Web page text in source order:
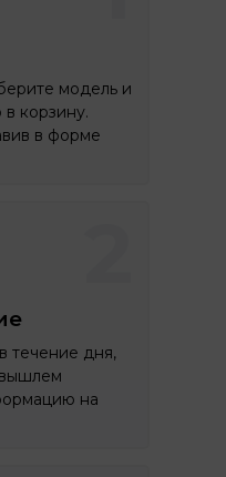
модель и
корзину.
в форме
течение дня,
на